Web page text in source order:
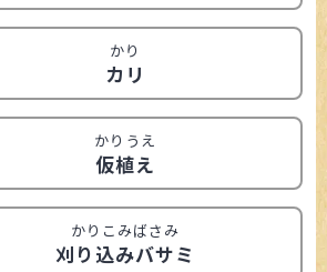
かり
カリ
かりうえ
仮植え
かりこみばさみ
刈り込みバサミ